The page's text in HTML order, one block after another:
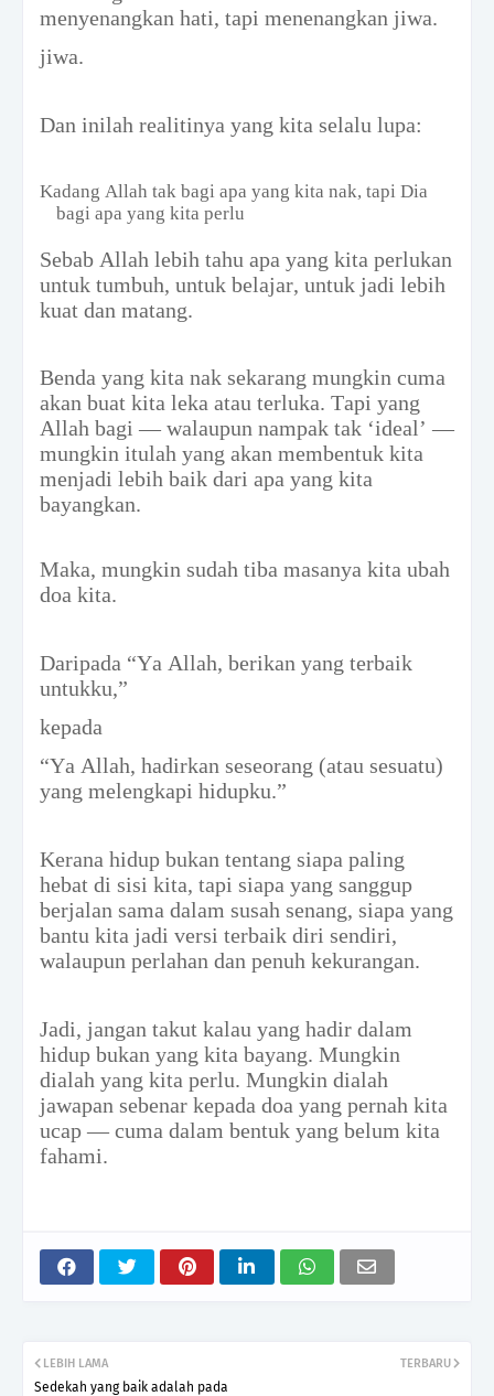
menyenangkan hati, tapi menenangkan jiwa.
jiwa.
Dan inilah realitinya yang kita selalu lupa:
Kadang Allah tak bagi apa yang kita nak, tapi Dia
bagi apa yang kita perlu
Sebab Allah lebih tahu apa yang kita perlukan
untuk tumbuh, untuk belajar, untuk jadi lebih
kuat dan matang.
Benda yang kita nak sekarang mungkin cuma
akan buat kita leka atau terluka. Tapi yang
Allah bagi — walaupun nampak tak ‘ideal’ —
mungkin itulah yang akan membentuk kita
menjadi lebih baik dari apa yang kita
bayangkan.
Maka, mungkin sudah tiba masanya kita ubah
doa kita.
Daripada “Ya Allah, berikan yang terbaik
untukku,”
kepada
“Ya Allah, hadirkan seseorang (atau sesuatu)
yang melengkapi hidupku.”
Kerana hidup bukan tentang siapa paling
hebat di sisi kita, tapi siapa yang sanggup
berjalan sama dalam susah senang, siapa yang
bantu kita jadi versi terbaik diri sendiri,
walaupun perlahan dan penuh kekurangan.
Jadi, jangan takut kalau yang hadir dalam
hidup bukan yang kita bayang. Mungkin
dialah yang kita perlu. Mungkin dialah
jawapan sebenar kepada doa yang pernah kita
ucap — cuma dalam bentuk yang belum kita
fahami.
TERBARU
LEBIH LAMA
Sedekah yang baik adalah pada